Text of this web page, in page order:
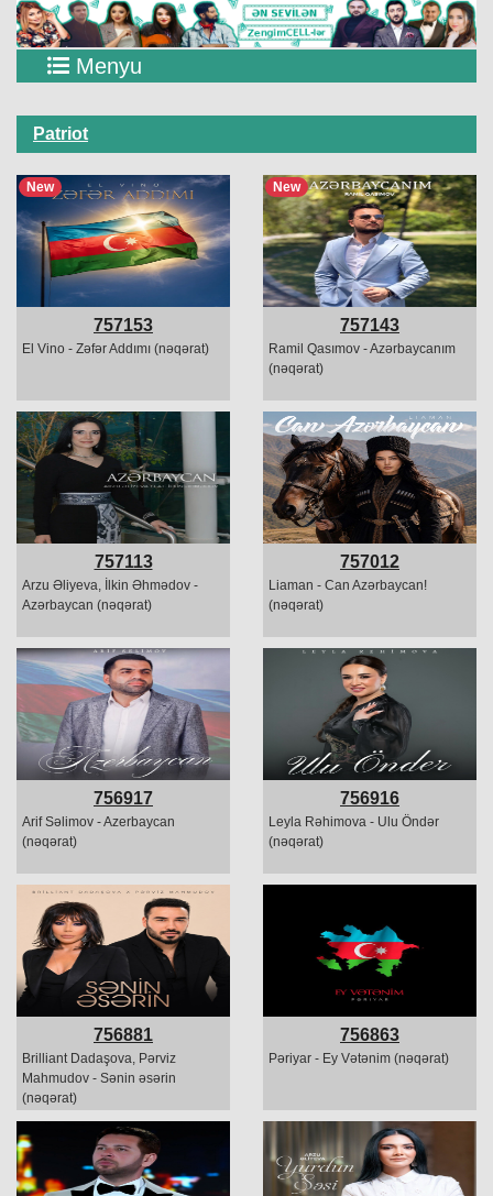
Menyu
Patriot
New
757153
El Vino - Zəfər Addımı (nəqərat)
New
757143
Ramil Qasımov - Azərbaycanım
(nəqərat)
757113
Arzu Əliyeva, İlkin Əhmədov -
Azərbaycan (nəqərat)
757012
Liaman - Can Azərbaycan!
(nəqərat)
756917
Arif Səlimov - Azerbaycan
(nəqərat)
756916
Leyla Rəhimova - Ulu Öndər
(nəqərat)
756881
Brilliant Dadaşova, Pərviz
Mahmudov - Sənin əsərin
(nəqərat)
756863
Pəriyar - Ey Vətənim (nəqərat)